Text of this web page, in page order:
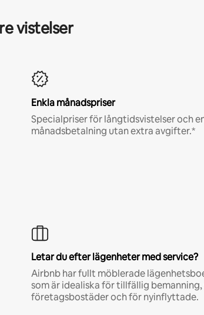
vistelser
Enkla månadspriser
Specialpriser för långtidsvistelser och
månadsbetalning utan extra avgifter.*
Letar du efter lägenheter med service?
Airbnb har fullt möblerade
som är idealiska för tillfällig bemanning,
företagsbostäder och för nyinflyttade.